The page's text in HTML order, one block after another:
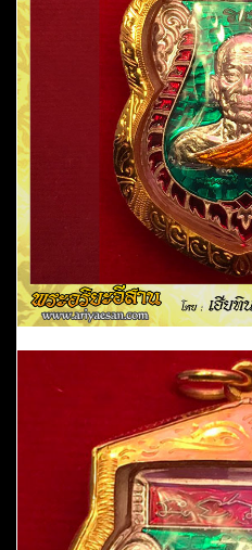
โร
เนื้อ
เงิน
ลงยา
(พระ
โชว์)วัด
ป่า
บ้าน
ตาด
ปี2557
ชิ้น